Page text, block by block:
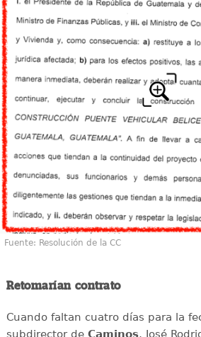
Fuente: Resolución de la CC
Retomarían contrato
Cuando faltan cuatro días para la
subdirector deCaminos, José